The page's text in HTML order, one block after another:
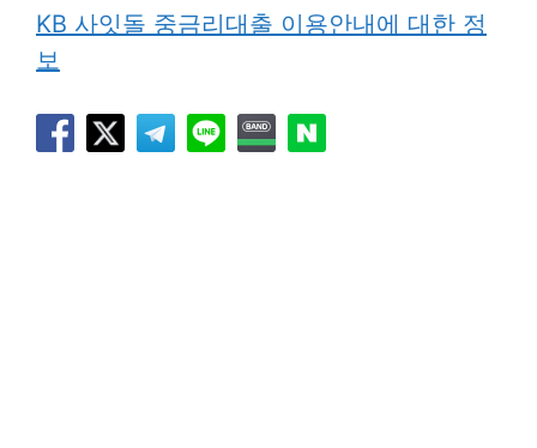
KB 사잇돌 중금리대출 이용안내에 대한 정
보